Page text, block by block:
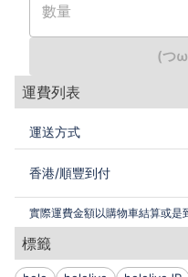
數量
(つ
運費列表
運送方式
香港/順豐到付
實際運費金額以購物車結算或是
標籤